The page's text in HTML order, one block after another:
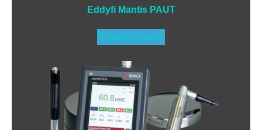
Eddyfi Mantis PAUT
Tovább olvasom